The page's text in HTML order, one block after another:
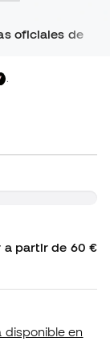
oficiales de
a partir de 60 €
en